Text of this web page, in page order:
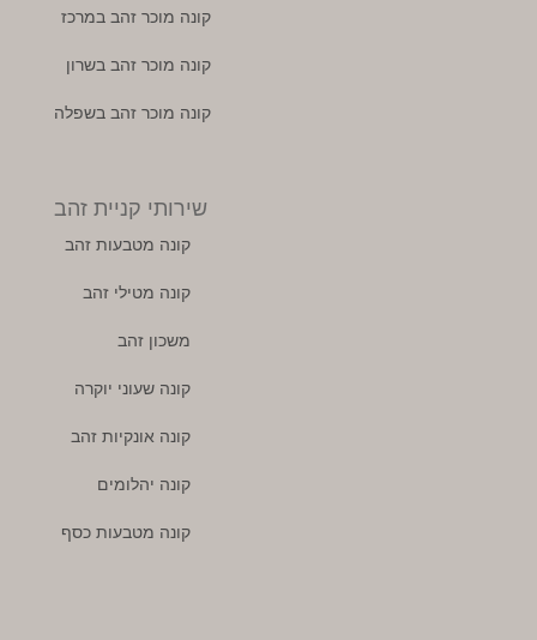
קונה מוכר זהב במרכז
קונה מוכר זהב בשרון
קונה מוכר זהב בשפלה
שירותי קניית זהב
קונה מטבעות זהב
קונה מטילי זהב
משכון זהב
קונה שעוני יוקרה
קונה אונקיות זהב
קונה יהלומים
קונה מטבעות כסף